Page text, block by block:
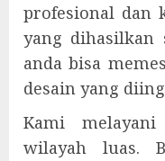
profesional dan
yang dihasilkan
anda bisa
desain yang
Kami
wilayah luas.